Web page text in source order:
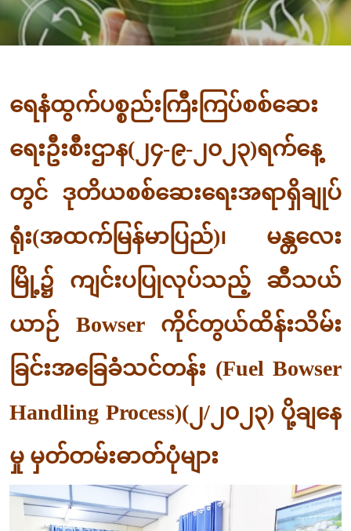
ရေနံထွက်ပစ္စည်းကြီးကြပ်စစ်ဆေး
ရေးဦးစီးဌာန(၂၄-၉-၂၀၂၃)ရက်နေ့
တွင် ဒုတိယစစ်ဆေးရေးအရာရှိချုပ်
ရုံး(အထက်မြန်မာပြည်)၊ မန္တလေး
မြို့၌ ကျင်းပပြုလုပ်သည့် ဆီသယ်
ယာဉ် Bowser ကိုင်တွယ်ထိန်းသိမ်း
ခြင်းအခြေခံသင်တန်း (Fuel Bowser
Handling Process)(၂/၂၀၂၃) ပို့ချနေ
မှု မှတ်တမ်းဓာတ်ပုံများ